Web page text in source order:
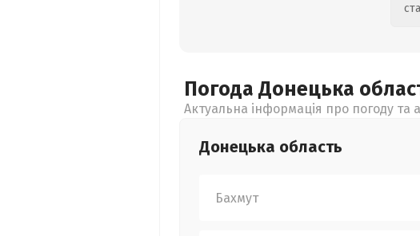
Погода Донецька
Актуальна інформація про погоду та
Донецька область
Бахмут